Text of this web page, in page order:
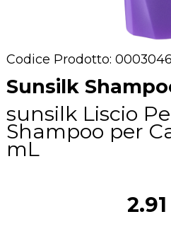
Codice Prodotto:
Sunsilk
sunsilk Liscio
Shampoo per
mL